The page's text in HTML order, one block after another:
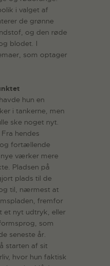
i valget af
de grønne
og den røde
blodet. I
som optager
hun en
i tankerne, men
ske noget nyt.
hendes
fortællende
værker mere
Pladsen på
plads til de
til, nærmest at
fremfor
et nyt udtryk, eller
som
seneste år.
starten af sit
hvor hun faktisk